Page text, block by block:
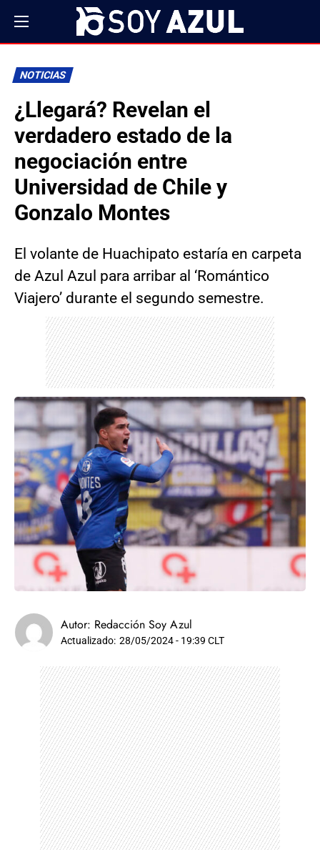
NOTICIAS
¿Llegará? Revelan el
verdadero estado de la
negociación entre
Universidad de Chile y
Gonzalo Montes
El volante de Huachipato estaría en carpeta
de Azul Azul para arribar al ‘Romántico
Viajero’ durante el segundo semestre.
Autor: Redacción Soy Azul
Actualizado: 28/05/2024 - 19:39 CLT